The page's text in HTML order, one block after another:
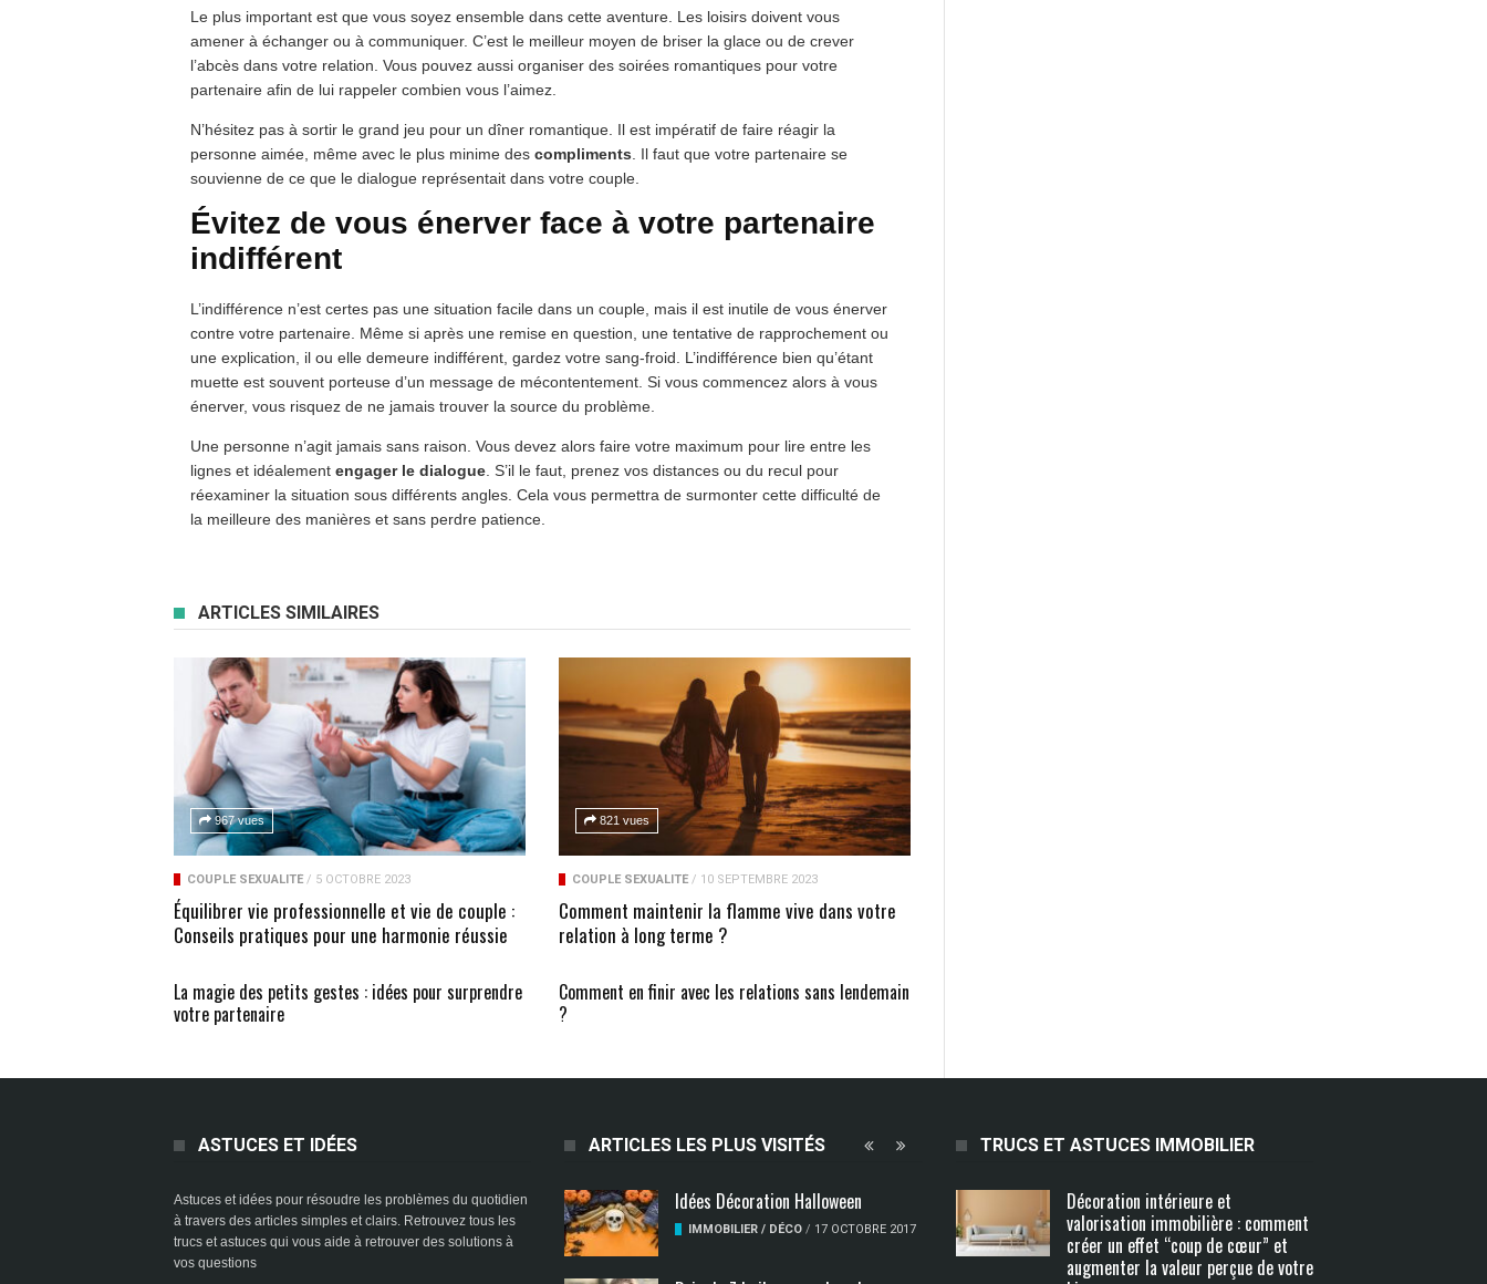
Le plus important est que vous soyez ensemble dans cette aventure. Les loisirs doivent vous
amener à échanger ou à communiquer. C’est le meilleur moyen de briser la glace ou de crever
l’abcès dans votre relation. Vous pouvez aussi organiser des soirées romantiques pour votre
partenaire afin de lui rappeler combien vous l’aimez.
N’hésitez pas à sortir le grand jeu pour un dîner romantique. Il est impératif de faire réagir la
personne aimée, même avec le plus minime des compliments. Il faut que votre partenaire se
souvienne de ce que le dialogue représentait dans votre couple.
Évitez de vous énerver face à votre partenaire
indifférent
L’indifférence n’est certes pas une situation facile dans un couple, mais il est inutile de vous énerver
contre votre partenaire. Même si après une remise en question, une tentative de rapprochement ou
une explication, il ou elle demeure indifférent, gardez votre sang-froid. L’indifférence bien qu’étant
muette est souvent porteuse d’un message de mécontentement. Si vous commencez alors à vous
énerver, vous risquez de ne jamais trouver la source du problème.
Une personne n’agit jamais sans raison. Vous devez alors faire votre maximum pour lire entre les
lignes et idéalement engager le dialogue. S’il le faut, prenez vos distances ou du recul pour
réexaminer la situation sous différents angles. Cela vous permettra de surmonter cette difficulté de
la meilleure des manières et sans perdre patience.
ARTICLES SIMILAIRES
967 vues
COUPLE SEXUALITÉ / 5 OCTOBRE 2023
Équilibrer vie professionnelle et vie de couple :
Conseils pratiques pour une harmonie réussie
821 vues
COUPLE SEXUALITÉ / 10 SEPTEMBRE 2023
Comment maintenir la flamme vive dans votre
relation à long terme ?
La magie des petits gestes : idées pour surprendre
votre partenaire
Comment en finir avec les relations sans lendemain
?
ASTUCES ET IDÉES
Astuces et idées pour résoudre les problèmes du quotidien
à travers des articles simples et clairs. Retrouvez tous les
trucs et astuces qui vous aide à retrouver des solutions à
vos questions
ARTICLES LES PLUS VISITÉS
Idées Décoration Halloween
IMMOBILIER / DÉCO / 17 OCTOBRE 2017
TRUCS ET ASTUCES IMMOBILIER
Décoration intérieure et
valorisation immobilière : comment
créer un effet “coup de cœur” et
augmenter la valeur perçue de votre